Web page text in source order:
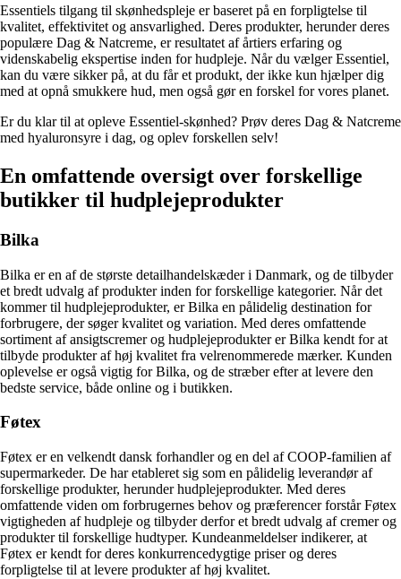
Essentiels tilgang til skønhedspleje er baseret på en forpligtelse til
kvalitet, effektivitet og ansvarlighed. Deres produkter, herunder deres
populære Dag & Natcreme, er resultatet af årtiers erfaring og
videnskabelig ekspertise inden for hudpleje. Når du vælger Essentiel,
kan du være sikker på, at du får et produkt, der ikke kun hjælper dig
med at opnå smukkere hud, men også gør en forskel for vores planet.
Er du klar til at opleve Essentiel-skønhed? Prøv deres Dag & Natcreme
med hyaluronsyre i dag, og oplev forskellen selv!
En omfattende oversigt over forskellige
butikker til hudplejeprodukter
Bilka
Bilka er en af de største detailhandelskæder i Danmark, og de tilbyder
et bredt udvalg af produkter inden for forskellige kategorier. Når det
kommer til hudplejeprodukter, er Bilka en pålidelig destination for
forbrugere, der søger kvalitet og variation. Med deres omfattende
sortiment af ansigtscremer og hudplejeprodukter er Bilka kendt for at
tilbyde produkter af høj kvalitet fra velrenommerede mærker. Kunden
oplevelse er også vigtig for Bilka, og de stræber efter at levere den
bedste service, både online og i butikken.
Føtex
Føtex er en velkendt dansk forhandler og en del af COOP-familien af
supermarkeder. De har etableret sig som en pålidelig leverandør af
forskellige produkter, herunder hudplejeprodukter. Med deres
omfattende viden om forbrugernes behov og præferencer forstår Føtex
vigtigheden af ​​hudpleje og tilbyder derfor et bredt udvalg af cremer og
produkter til forskellige hudtyper. Kundeanmeldelser indikerer, at
Føtex er kendt for deres konkurrencedygtige priser og deres
forpligtelse til at levere produkter af høj kvalitet.